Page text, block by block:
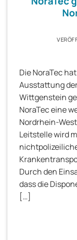
Die NoraTec
Ausstattung
Wittgenstein
NoraTec eine
Nordrhein-
Leitstelle wird
Durch den
dass die
[…]